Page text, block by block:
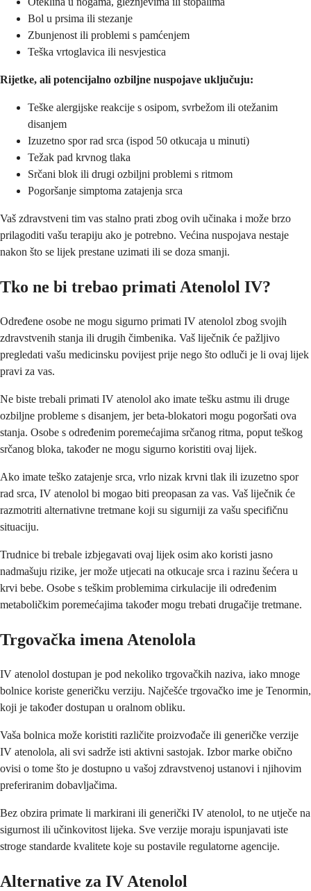
Bol u prsima ili stezanje
Zbunjenost ili problemi s pamćenjem
Teška vrtoglavica ili nesvjestica
Rijetke, ali potencijalno ozbiljne nuspojave uključuju:
Teške alergijske reakcije s osipom, svrbežom ili otežanim
disanjem
Izuzetno spor rad srca (ispod 50 otkucaja u minuti)
Težak pad krvnog tlaka
Srčani blok ili drugi ozbiljni problemi s ritmom
Pogoršanje simptoma zatajenja srca
Vaš zdravstveni tim vas stalno prati zbog ovih učinaka i može brzo
prilagoditi vašu terapiju ako je potrebno. Većina nuspojava nestaje
nakon što se lijek prestane uzimati ili se doza smanji.
Tko ne bi trebao primati Atenolol IV?
Određene osobe ne mogu sigurno primati IV atenolol zbog svojih
zdravstvenih stanja ili drugih čimbenika. Vaš liječnik će pažljivo
pregledati vašu medicinsku povijest prije nego što odluči je li ovaj lijek
pravi za vas.
Ne biste trebali primati IV atenolol ako imate tešku astmu ili druge
ozbiljne probleme s disanjem, jer beta-blokatori mogu pogoršati ova
stanja. Osobe s određenim poremećajima srčanog ritma, poput teškog
srčanog bloka, također ne mogu sigurno koristiti ovaj lijek.
Ako imate teško zatajenje srca, vrlo nizak krvni tlak ili izuzetno spor
rad srca, IV atenolol bi mogao biti preopasan za vas. Vaš liječnik će
razmotriti alternativne tretmane koji su sigurniji za vašu specifičnu
situaciju.
Trudnice bi trebale izbjegavati ovaj lijek osim ako koristi jasno
nadmašuju rizike, jer može utjecati na otkucaje srca i razinu šećera u
krvi bebe. Osobe s teškim problemima cirkulacije ili određenim
metaboličkim poremećajima također mogu trebati drugačije tretmane.
Trgovačka imena Atenolola
IV atenolol dostupan je pod nekoliko trgovačkih naziva, iako mnoge
bolnice koriste generičku verziju. Najčešće trgovačko ime je Tenormin,
koji je također dostupan u oralnom obliku.
Vaša bolnica može koristiti različite proizvođače ili generičke verzije
IV atenolola, ali svi sadrže isti aktivni sastojak. Izbor marke obično
ovisi o tome što je dostupno u vašoj zdravstvenoj ustanovi i njihovim
preferiranim dobavljačima.
Bez obzira primate li markirani ili generički IV atenolol, to ne utječe na
sigurnost ili učinkovitost lijeka. Sve verzije moraju ispunjavati iste
stroge standarde kvalitete koje su postavile regulatorne agencije.
Alternative za IV Atenolol